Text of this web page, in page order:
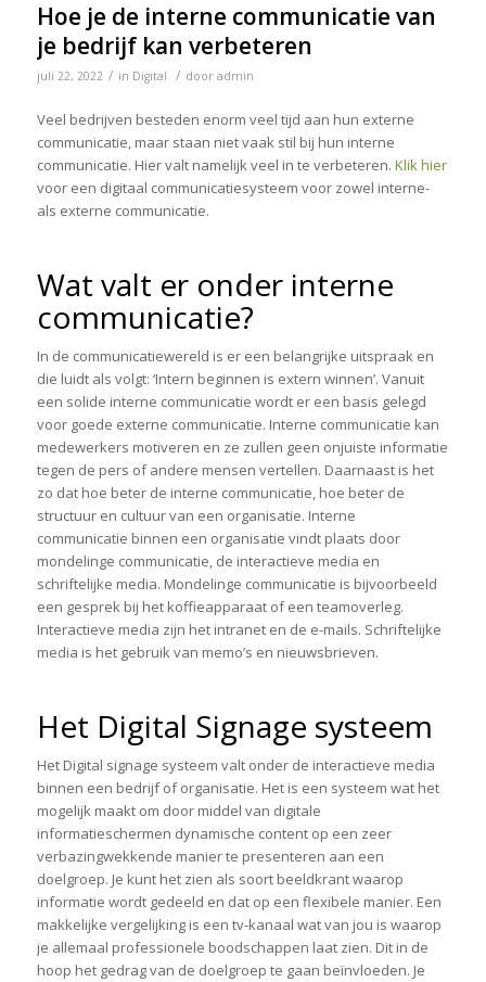
Hoe je de interne communicatie van
je bedrijf kan verbeteren
juli 22, 2022 / in Digital / door admin
Veel bedrijven besteden enorm veel tijd aan hun externe
communicatie, maar staan niet vaak stil bij hun interne
communicatie. Hier valt namelijk veel in te verbeteren. Klik hier
voor een digitaal communicatiesysteem voor zowel interne-
als externe communicatie.
Wat valt er onder interne
communicatie?
In de communicatiewereld is er een belangrijke uitspraak en
die luidt als volgt: ‘Intern beginnen is extern winnen’. Vanuit
een solide interne communicatie wordt er een basis gelegd
voor goede externe communicatie. Interne communicatie kan
medewerkers motiveren en ze zullen geen onjuiste informatie
tegen de pers of andere mensen vertellen. Daarnaast is het
zo dat hoe beter de interne communicatie, hoe beter de
structuur en cultuur van een organisatie. Interne
communicatie binnen een organisatie vindt plaats door
mondelinge communicatie, de interactieve media en
schriftelijke media. Mondelinge communicatie is bijvoorbeeld
een gesprek bij het koffieapparaat of een teamoverleg.
Interactieve media zijn het intranet en de e-mails. Schriftelijke
media is het gebruik van memo’s en nieuwsbrieven.
Het Digital Signage systeem
Het Digital signage systeem valt onder de interactieve media
binnen een bedrijf of organisatie. Het is een systeem wat het
mogelijk maakt om door middel van digitale
informatieschermen dynamische content op een zeer
verbazingwekkende manier te presenteren aan een
doelgroep. Je kunt het zien als soort beeldkrant waarop
informatie wordt gedeeld en dat op een flexibele manier. Een
makkelijke vergelijking is een tv-kanaal wat van jou is waarop
je allemaal professionele boodschappen laat zien. Dit in de
hoop het gedrag van de doelgroep te gaan beïnvloeden. Je